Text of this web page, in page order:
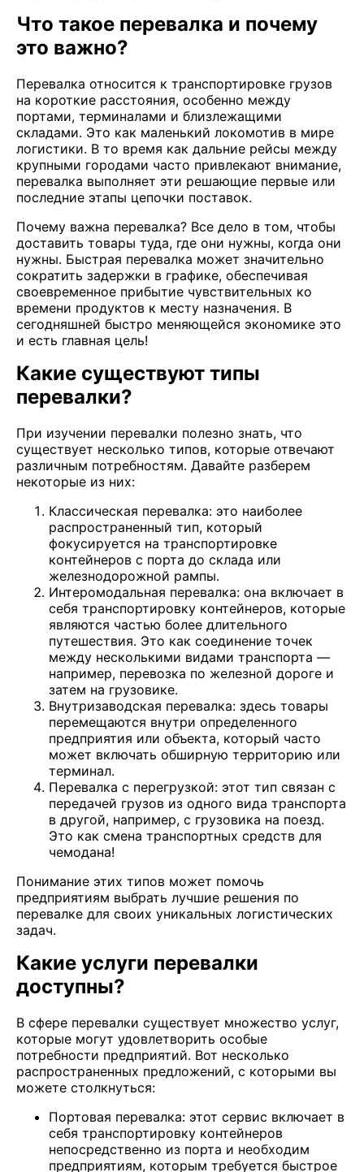
Что такое перевалка и почему
это важно?
Перевалка относится к транспортировке грузов
на короткие расстояния, особенно между
портами, терминалами и близлежащими
складами. Это как маленький локомотив в мире
логистики. В то время как дальние рейсы между
крупными городами часто привлекают внимание,
перевалка выполняет эти решающие первые или
последние этапы цепочки поставок.
Почему важна перевалка? Все дело в том, чтобы
доставить товары туда, где они нужны, когда они
нужны. Быстрая перевалка может значительно
сократить задержки в графике, обеспечивая
своевременное прибытие чувствительных ко
времени продуктов к месту назначения. В
сегодняшней быстро меняющейся экономике это
и есть главная цель!
Какие существуют типы
перевалки?
При изучении перевалки полезно знать, что
существует несколько типов, которые отвечают
различным потребностям. Давайте разберем
некоторые из них:
Классическая перевалка: это наиболее
распространенный тип, который
фокусируется на транспортировке
контейнеров с порта до склада или
железнодорожной рампы.
Интеромодальная перевалка: она включает в
себя транспортировку контейнеров, которые
являются частью более длительного
путешествия. Это как соединение точек
между несколькими видами транспорта —
например, перевозка по железной дороге и
затем на грузовике.
Внутризаводская перевалка: здесь товары
перемещаются внутри определенного
предприятия или объекта, который часто
может включать обширную территорию или
терминал.
Перевалка с перегрузкой: этот тип связан с
передачей грузов из одного вида транспорта
в другой, например, с грузовика на поезд.
Это как смена транспортных средств для
чемодана!
Понимание этих типов может помочь
предприятиям выбрать лучшие решения по
перевалке для своих уникальных логистических
задач.
Какие услуги перевалки
доступны?
В сфере перевалки существует множество услуг,
которые могут удовлетворить особые
потребности предприятий. Вот несколько
распространенных предложений, с которыми вы
можете столкнуться:
Портовая перевалка: этот сервис включает в
себя транспортировку контейнеров
непосредственно из порта и необходим
предприятиям, которым требуется быстрое